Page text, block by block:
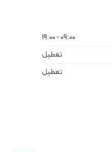
09:00 - 19:00
تعطیل
تعطیل